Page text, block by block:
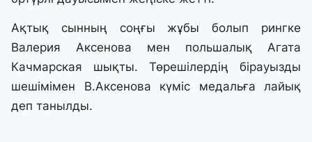
Ақтық сынның соңғы жұбы болып рингке
Валерия Аксенова мен польшалық Агата
Качмарская шықты. Төрешілердің бірауызды
шешімімен В.Аксенова күміс медальға лайық
деп танылды.